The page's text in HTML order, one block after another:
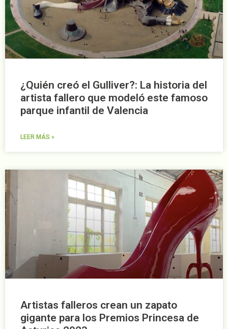
¿Quién creó el Gulliver?: La historia del
artista fallero que modeló este famoso
parque infantil de Valencia
LEER MÁS »
Artistas falleros crean un zapato
gigante para los Premios Princesa de